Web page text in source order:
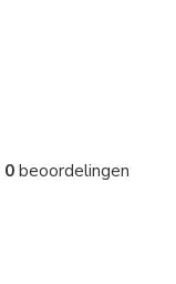
0beoordelingen